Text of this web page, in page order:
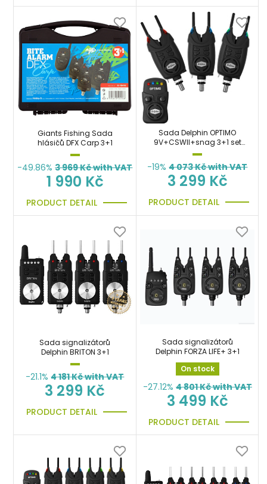
Giants Fishing Sada
hlásičů DFX Carp 3+1
-49.86% 3 969Kč with VAT
1 990 Kč
PRODUCT DETAIL
Sada Delphin OPTIMO
9V+CSWII+snag 3+1 set
hlásičů
-19% 4 073Kč with VAT
3 299 Kč
PRODUCT DETAIL
Sada signalizátorů
Delphin BRITON 3+1
-21.1% 4 181Kč with VAT
3 299 Kč
PRODUCT DETAIL
Sada signalizátorů
Delphin FORZA LIFE+ 3+1
On stock
-27.12% 4 801Kč with VAT
3 499 Kč
PRODUCT DETAIL